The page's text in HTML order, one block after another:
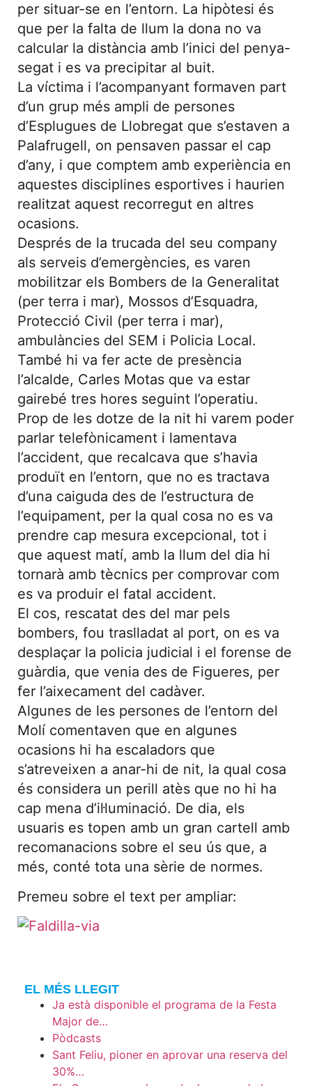
per situar-se en l’entorn. La hipòtesi és
que per la falta de llum la dona no va
calcular la distància amb l’inici del penya-
segat i es va precipitar al buit.
La víctima i l’acompanyant formaven part
d’un grup més ampli de persones
d’Esplugues de Llobregat que s’estaven a
Palafrugell, on pensaven passar el cap
d’any, i que comptem amb experiència en
aquestes disciplines esportives i haurien
realitzat aquest recorregut en altres
ocasions.
Després de la trucada del seu company
als serveis d’emergències, es varen
mobilitzar els Bombers de la Generalitat
(per terra i mar), Mossos d’Esquadra,
Protecció Civil (per terra i mar),
ambulàncies del SEM i Policia Local.
També hi va fer acte de presència
l’alcalde, Carles Motas que va estar
gairebé tres hores seguint l’operatiu.
Prop de les dotze de la nit hi varem poder
parlar telefònicament i lamentava
l’accident, que recalcava que s’havia
produït en l’entorn, que no es tractava
d’una caiguda des de l’estructura de
l’equipament, per la qual cosa no es va
prendre cap mesura excepcional, tot i
que aquest matí, amb la llum del dia hi
tornarà amb tècnics per comprovar com
es va produir el fatal accident.
El cos, rescatat des del mar pels
bombers, fou traslladat al port, on es va
desplaçar la policia judicial i el forense de
guàrdia, que venia des de Figueres, per
fer l’aixecament del cadàver.
Algunes de les persones de l’entorn del
Molí comentaven que en algunes
ocasions hi ha escaladors que
s’atreveixen a anar-hi de nit, la qual cosa
és considera un perill atès que no hi ha
cap mena d’il·luminació. De dia, els
usuaris es topen amb un gran cartell amb
recomanacions sobre el seu ús que, a
més, conté tota una sèrie de normes.
Premeu sobre el text per ampliar:
EL MÉS LLEGIT
Ja està disponible el programa de la Festa
Major de…
Pòdcasts
Sant Feliu, pioner en aprovar una reserva del
30%…